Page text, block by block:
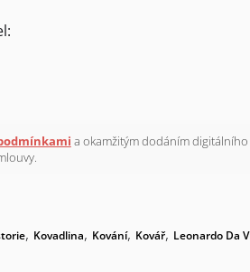
a okamžitým dodáním
, Kovadlina, Kování, Kovář, Leonardo Da